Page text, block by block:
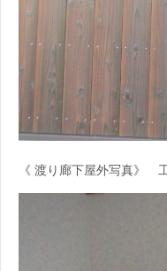
《 渡り廊下屋外写真》